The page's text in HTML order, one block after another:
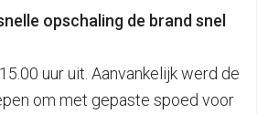
opschaling de brand snel
uur uit. Aanvankelijk werd de
om met gepaste spoed voor